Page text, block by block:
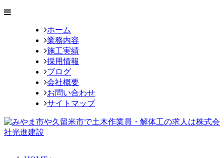
ホーム
業務内容
施工実績
採用情報
ブログ
会社概要
お問い合わせ
サイトマップ